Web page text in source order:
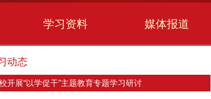
学习资料 媒体报道
动态
开展“以学促干”主题教育专题学习研讨